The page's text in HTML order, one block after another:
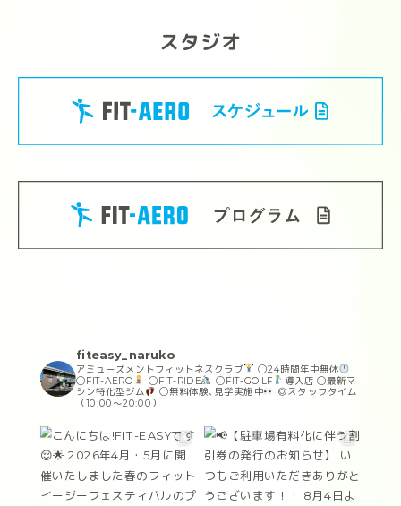
スタジオ
fiteasy_naruko
アミューズメントフィットネスクラブ ◯24時間年中無休
◯FIT-AERO ◯FIT-RIDE ◯FIT-GOLF 導入店 ◯最新マ
シン特化型ジム ◯無料体験､見学実施中 ◎スタッフタイム
（10:00〜20:00）